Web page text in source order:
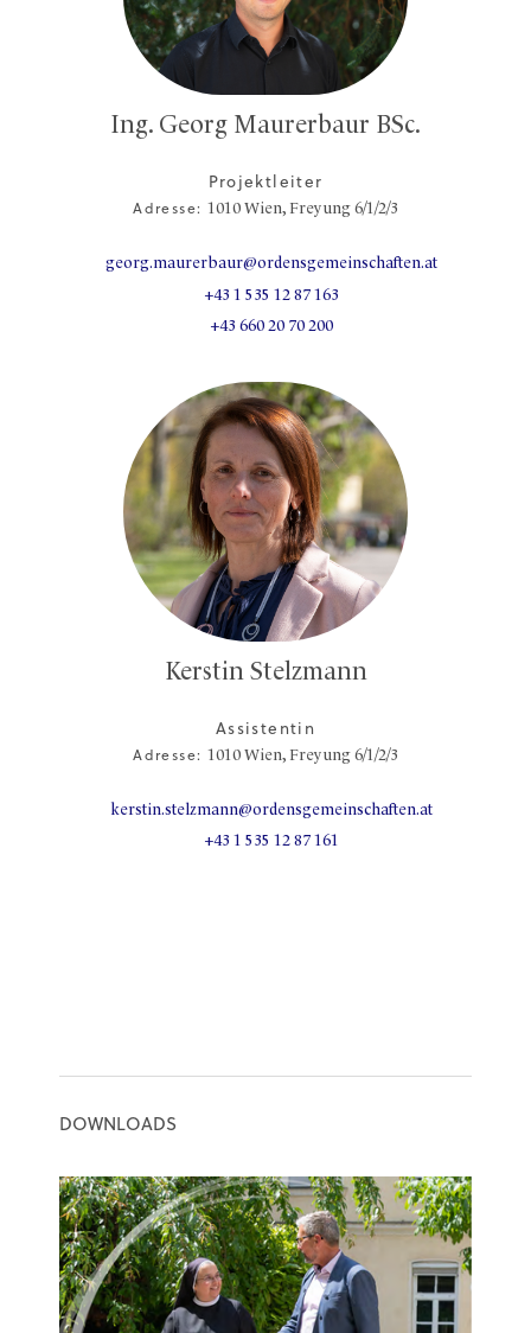
Ing. Georg Maurerbaur BSc.
Projektleiter
Adresse: 1010 Wien, Freyung 6/1/2/3
georg.maurerbaur@ordensgemeinschaften.at
+43 1 535 12 87 163
+43 660 20 70 200
Kerstin Stelzmann
Assistentin
Adresse: 1010 Wien, Freyung 6/1/2/3
kerstin.stelzmann@ordensgemeinschaften.at
+43 1 535 12 87 161
DOWNLOADS